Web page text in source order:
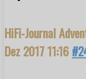
HiFi-Journal
Dez 2017 11:16